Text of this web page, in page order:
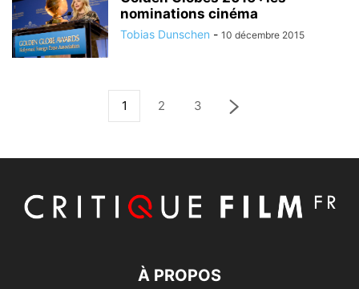
nominations cinéma
Tobias Dunschen - 10 décembre 2015
1 2 3
À PROPOS